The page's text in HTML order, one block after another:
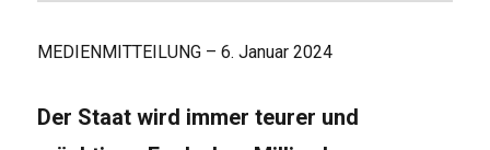
MEDIENMITTEILUNG – 6. Januar 2024
Der Staat wird immer teurer und